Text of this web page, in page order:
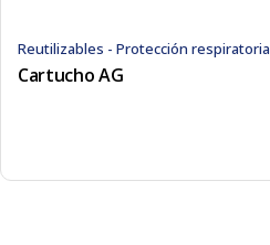
Reutilizables - Protección respiratoria
Cartucho AG